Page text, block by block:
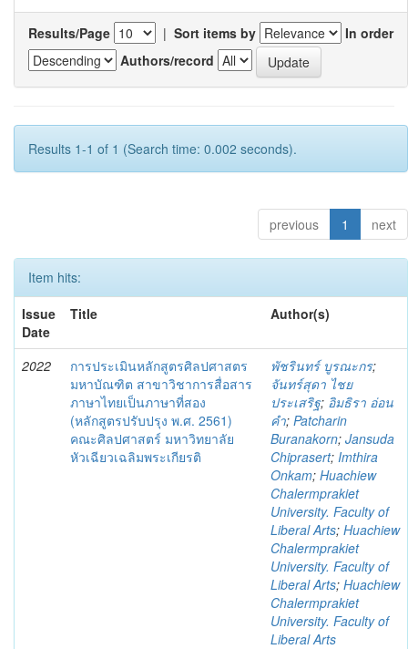
Results/Page | Sort items by
In order
Authors/record
Results 1-1 of 1 (Search time: 0.002 seconds).
previous 1 next
Item hits:
Issue
Date
Title Author(s)
2022
การประเมินหลักสูตรศิลปศาสตร
มหาบัณฑิต สาขาวิชาการสื่อสาร
ภาษาไทยเป็นภาษาที่สอง
(หลักสูตรปรับปรุง พ.ศ. 2561)
คณะศิลปศาสตร์ มหาวิทยาลัย
หัวเฉียวเฉลิมพระเกียรติ
พัชรินทร์ บูรณะกร;
จันทร์สุดา ไชย
ประเสริฐ; อิมธิรา อ่อน
คำ; Patcharin
Buranakorn; Jansuda
Chiprasert; Imthira
Onkam; Huachiew
Chalermprakiet
University. Faculty of
Liberal Arts; Huachiew
Chalermprakiet
University. Faculty of
Liberal Arts; Huachiew
Chalermprakiet
University. Faculty of
Liberal Arts